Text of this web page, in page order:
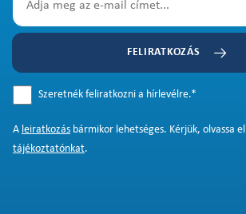
FELIRATKOZÁS
Szeretnék feliratkozni a hírlevélre.*
A leiratkozás bármikor lehetséges. Kérjük, olvassa el
tájékoztatónkat.